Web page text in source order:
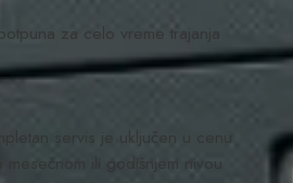
za celo vreme trajanja
servis je uključen u cenu
ili godišnjem nivou